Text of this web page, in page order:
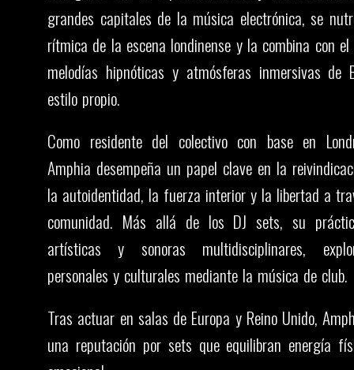
grandes capitales de la música electrónica, se
rítmica de la escena londinense y la combina con
melodías hipnóticas y atmósferas inmersivas de
estilo propio.
Como residente del colectivo con base en
Amphia desempeña un papel clave en la
la autoidentidad, la fuerza interior y la libertad a
comunidad. Más allá de los DJ sets, su
artísticas y sonoras multidisciplinares,
personales y culturales mediante la música de club.
Tras actuar en salas de Europa y Reino Unido,
una reputación por sets que equilibran energía